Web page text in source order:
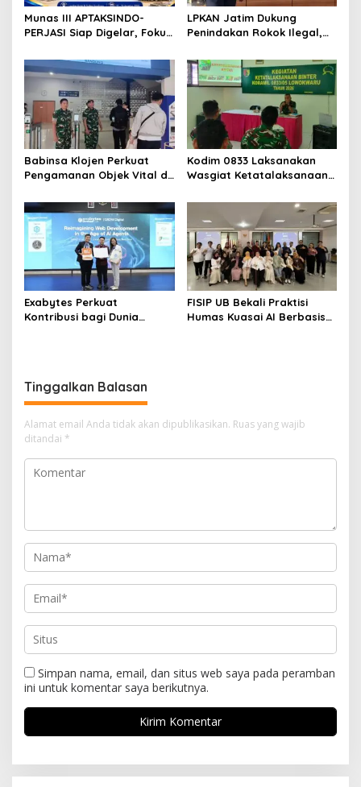
Munas III APTAKSINDO-
PERJASI Siap Digelar, Fokus
Regenerasi Kepemimpinan
LPKAN Jatim Dukung
Penindakan Rokok Ilegal,
Jangan Korbankan Petani
Babinsa Klojen Perkuat
Pengamanan Objek Vital di
Lama
Kodim 0833 Laksanakan
Wasgiat Ketatalaksanaan
Exabytes Perkuat
Kontribusi bagi Dunia
FISIP UB Bekali Praktisi
Humas Kuasai AI Berbasis
Tinggalkan Balasan
Alamat email Anda tidak akan dipublikasikan. Ruas yang wajib
ditandai *
Simpan nama, email, dan situs web saya pada peramban
ini untuk komentar saya berikutnya.